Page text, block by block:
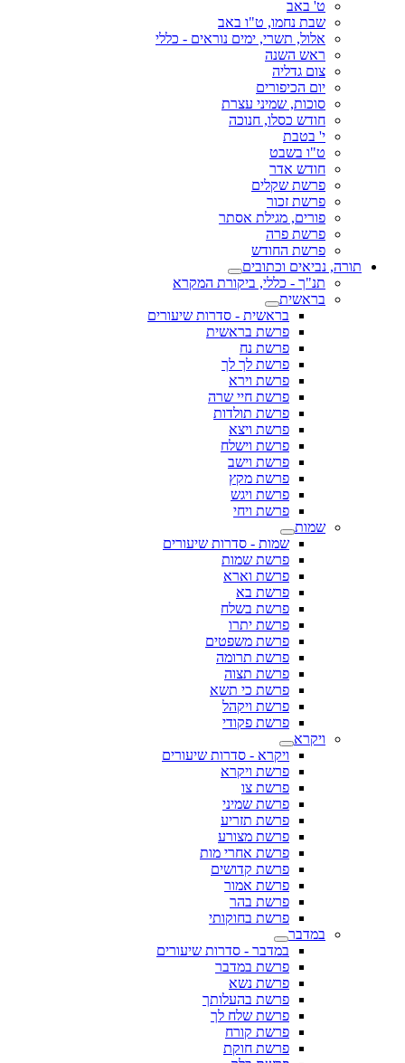
ט' באב
שבת נחמו, ט"ו באב
אלול, תשרי, ימים נוראים - כללי
ראש השנה
צום גדליה
יום הכיפורים
סוכות, שמיני עצרת
חודש כסלו, חנוכה
י' בטבת
ט"ו בשבט
חודש אדר
פרשת שקלים
פרשת זכור
פורים, מגילת אסתר
פרשת פרה
פרשת החודש
תורה, נביאים וכתובים
תנ"ך - כללי, ביקורת המקרא
בראשית
בראשית - סדרות שיעורים
פרשת בראשית
פרשת נח
פרשת לך לך
פרשת וירא
פרשת חיי שרה
פרשת תולדות
פרשת ויצא
פרשת וישלח
פרשת וישב
פרשת מקץ
פרשת ויגש
פרשת ויחי
שמות
שמות - סדרות שיעורים
פרשת שמות
פרשת וארא
פרשת בא
פרשת בשלח
פרשת יתרו
פרשת משפטים
פרשת תרומה
פרשת תצוה
פרשת כי תשא
פרשת ויקהל
פרשת פקודי
ויקרא
ויקרא - סדרות שיעורים
פרשת ויקרא
פרשת צו
פרשת שמיני
פרשת תזריע
פרשת מצורע
פרשת אחרי מות
פרשת קדושים
פרשת אמור
פרשת בהר
פרשת בחוקותי
במדבר
במדבר - סדרות שיעורים
פרשת במדבר
פרשת נשא
פרשת בהעלותך
פרשת שלח לך
פרשת קורח
פרשת חוקת